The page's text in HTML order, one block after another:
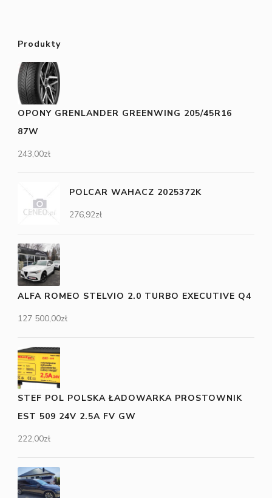
Produkty
OPONY GRENLANDER GREENWING 205/45R16
87W
243,00zł
POLCAR WAHACZ 2025372K
276,92zł
ALFA ROMEO STELVIO 2.0 TURBO EXECUTIVE Q4
127 500,00zł
STEF POL POLSKA ŁADOWARKA PROSTOWNIK
EST 509 24V 2.5A FV GW
222,00zł